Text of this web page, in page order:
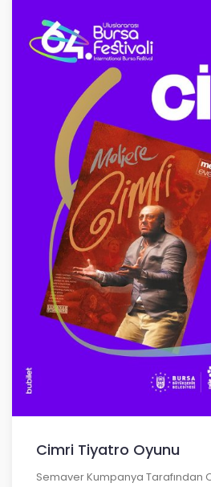
Cimri Tiyatro Oyunu
Semaver Kumpanya Tarafından